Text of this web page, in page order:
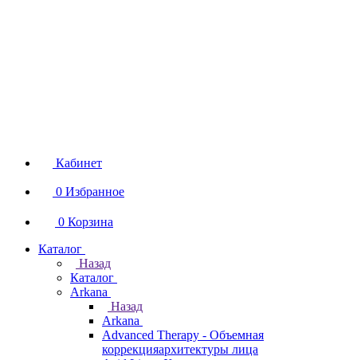
Кабинет
0 Избранное
0 Корзина
Каталог
Назад
Каталог
Arkana
Назад
Arkana
Advanced Therapy - Объемная
коррекцияархитектуры лица